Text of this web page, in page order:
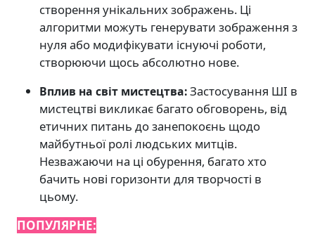
створення унікальних зображень. Ці
алгоритми можуть генерувати зображення з
нуля або модифікувати існуючі роботи,
створюючи щось абсолютно нове.
Вплив на світ мистецтва:Застосування ШІ в
мистецтві викликає багато обговорень, від
етичних питань до занепокоєнь щодо
майбутньої ролі людських митців.
Незважаючи на ці обурення, багато хто
бачить нові горизонти для творчості в
цьому.
ПОПУЛЯРНЕ: